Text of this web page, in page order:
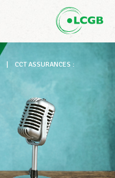
CCT ASSURANCES :